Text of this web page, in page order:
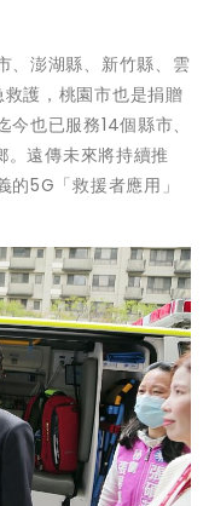
、澎湖縣、新竹縣、雲
護，桃園市也是捐贈
也已服務14個縣市、
。遠傳未來將持續推
5G「救援者應用」